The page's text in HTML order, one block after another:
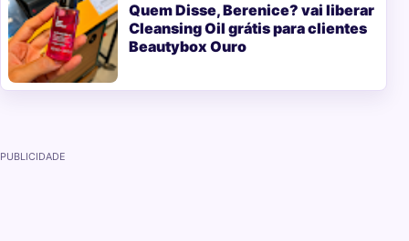
Quem Disse, Berenice? vai liberar
Cleansing Oil grátis para clientes
Beautybox Ouro
PUBLICIDADE